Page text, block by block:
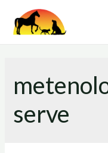
serve